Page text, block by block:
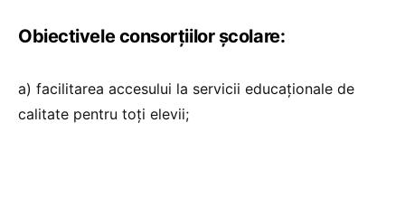
Obiectivele consorțiilor școlare:
a) facilitarea accesului la servicii educaţionale de
calitate pentru toţi elevii;